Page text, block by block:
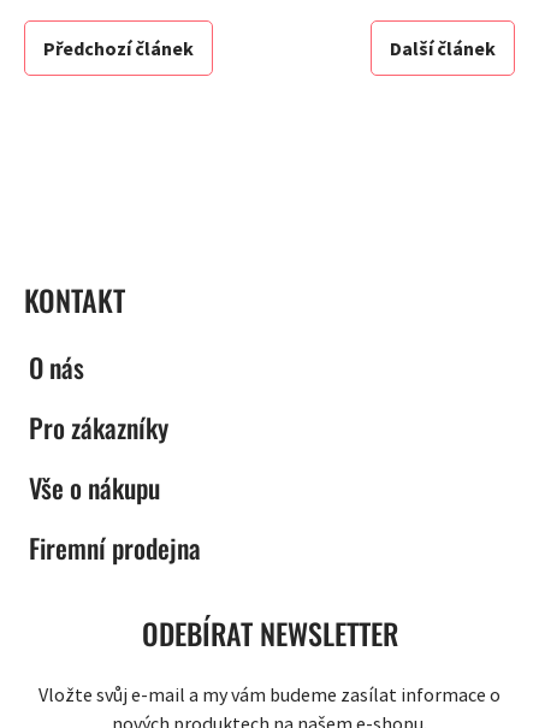
Předchozí článek Další článek
KONTAKT
O nás
Pro zákazníky
Vše o nákupu
Firemní prodejna
ODEBÍRAT NEWSLETTER
Vložte svůj e-mail a my vám budeme zasílat informace o
nových produktech na našem e-shopu.